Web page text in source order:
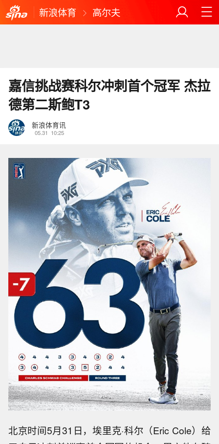
新浪体育 高尔夫
嘉信挑战赛科尔冲刺首个冠军 杰拉
德第二斯鲍T3
新浪体育讯
05.31 10:25
北京时间5月31日，埃里克·科尔（Eric Cole）给